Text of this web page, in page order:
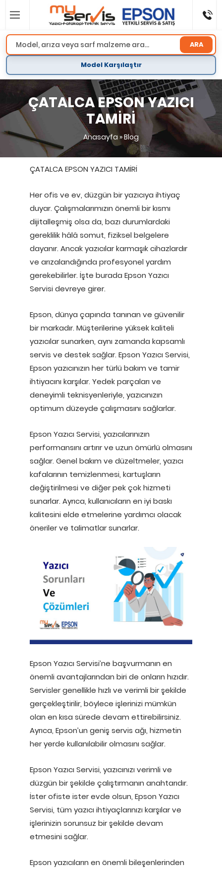
ARA
Model Karşılaştır
ÇATALCA EPSON YAZICI
TAMİRİ
Anasayfa »Blog
ÇATALCA EPSON YAZICI TAMİRİ
Her ofis ve ev, düzgün bir yazıcıya ihtiyaç
duyar. Çalışmalarımızın önemli bir kısmı
dijitalleşmiş olsa da, bazı durumlardaki
gereklilik hâlâ somut, fiziksel belgelere
dayanır. Ancak yazıcılar karmaşık cihazlardır
ve arızalandığında profesyonel yardım
gerekebilirler. İşte burada Epson Yazıcı
Servisi devreye girer.
Epson, dünya çapında tanınan ve güvenilir
bir markadır. Müşterilerine yüksek kaliteli
yazıcılar sunarken, aynı zamanda kapsamlı
servis ve destek sağlar. Epson Yazıcı Servisi,
Epson yazıcınızın her türlü bakım ve tamir
ihtiyacını karşılar. Yedek parçaları ve
deneyimli teknisyenleriyle, yazıcınızın
optimum düzeyde çalışmasını sağlarlar.
Epson Yazıcı Servisi, yazıcılarınızın
performansını artırır ve uzun ömürlü olmasını
sağlar. Genel bakım ve düzeltmeler, yazıcı
kafalarının temizlenmesi, kartuşların
değiştirilmesi ve diğer pek çok hizmeti
sunarlar. Ayrıca, kullanıcıların en iyi baskı
kalitesini elde etmelerine yardımcı olacak
öneriler ve talimatlar sunarlar.
Epson Yazıcı Servisi’ne başvurmanın en
önemli avantajlarından biri de onların hızıdır.
Servisler genellikle hızlı ve verimli bir şekilde
gerçekleştirilir, böylece işlerinizi mümkün
olan en kısa sürede devam ettirebilirsiniz.
Ayrıca, Epson’un geniş servis ağı, hizmetin
her yerde kullanılabilir olmasını sağlar.
Epson Yazıcı Servisi, yazıcınızı verimli ve
düzgün bir şekilde çalıştırmanın anahtarıdır.
İster ofiste ister evde olsun, Epson Yazıcı
Servisi, tüm yazıcı ihtiyaçlarınızı karşılar ve
işlerinizin sorunsuz bir şekilde devam
etmesini sağlar.
Epson yazıcıların en önemli bileşenlerinden